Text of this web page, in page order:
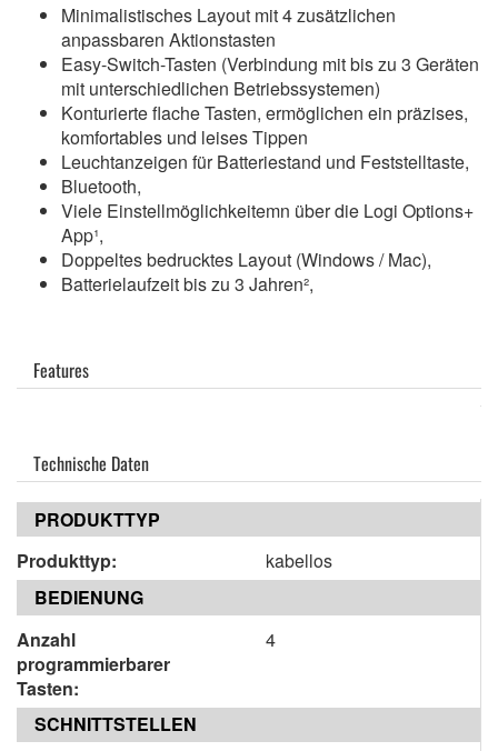
Minimalistisches Layout mit 4 zusätzlichen
anpassbaren Aktionstasten
Easy-Switch-Tasten (Verbindung mit bis zu 3 Geräten
mit unterschiedlichen Betriebssystemen)
Konturierte flache Tasten, ermöglichen ein präzises,
komfortables und leises Tippen
Leuchtanzeigen für Batteriestand und Feststelltaste,
Bluetooth,
Viele Einstellmöglichkeitemn über die Logi Options+
App¹,
Doppeltes bedrucktes Layout (Windows / Mac),
Batterielaufzeit bis zu 3 Jahren²,
Features
Technische Daten
PRODUKTTYP
Produkttyp:
kabellos
BEDIENUNG
Anzahl
programmierbarer
Tasten:
4
SCHNITTSTELLEN